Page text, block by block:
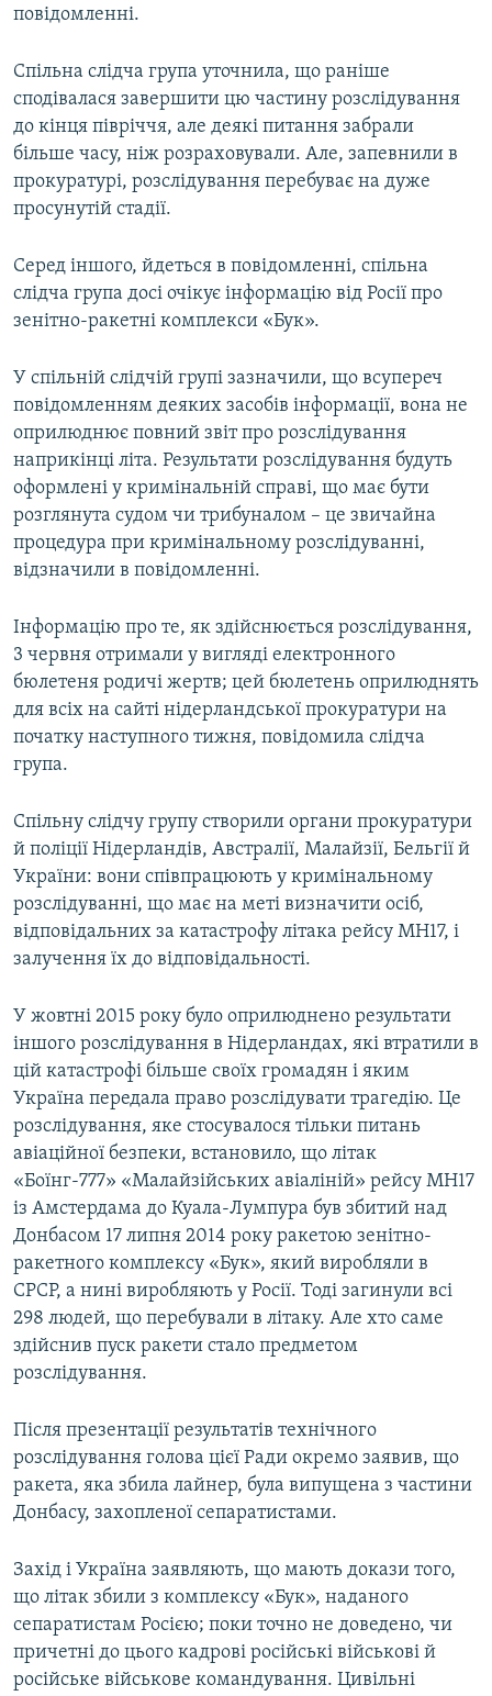
повідомленні.
Спільна слідча група уточнила, що раніше
сподівалася завершити цю частину розслідування
до кінця півріччя, але деякі питання забрали
більше часу, ніж розраховували. Але, запевнили в
прокуратурі, розслідування перебуває на дуже
просунутій стадії.
Серед іншого, йдеться в повідомленні, спільна
слідча група досі очікує інформацію від Росії про
зенітно-ракетні комплекси «Бук».
У спільній слідчій групі зазначили, що всупереч
повідомленням деяких засобів інформації, вона не
оприлюднює повний звіт про розслідування
наприкінці літа. Результати розслідування будуть
оформлені у кримінальній справі, що має бути
розглянута судом чи трибуналом – це звичайна
процедура при кримінальному розслідуванні,
відзначили в повідомленні.
Інформацію про те, як здійснюється розслідування,
3 червня отримали у вигляді електронного
бюлетеня родичі жертв; цей бюлетень оприлюднять
для всіх на сайті нідерландської прокуратури на
початку наступного тижня, повідомила слідча
група.
Спільну слідчу групу створили органи прокуратури
й поліції Нідерландів, Австралії, Малайзії, Бельгії й
України: вони співпрацюють у кримінальному
розслідуванні, що має на меті визначити осіб,
відповідальних за катастрофу літака рейсу MH17, і
залучення їх до відповідальності.
У жовтні 2015 року було оприлюднено результати
іншого розслідування в Нідерландах, які втратили в
цій катастрофі більше своїх громадян і яким
Україна передала право розслідувати трагедію. Це
розслідування, яке стосувалося тільки питань
авіаційної безпеки, встановило, що літак
«Боїнг-777» «Малайзійських авіаліній» рейсу MH17
із Амстердама до Куала-Лумпура був збитий над
Донбасом 17 липня 2014 року ракетою зенітно-
ракетного комплексу «Бук», який виробляли в
СРСР, а нині виробляють у Росії. Тоді загинули всі
298 людей, що перебували в літаку. Але хто саме
здійснив пуск ракети стало предметом
розслідування.
Після презентації результатів технічного
розслідування голова цієї Ради окремо заявив, що
ракета, яка збила лайнер, була випущена з частини
Донбасу, захопленої сепаратистами.
Захід і Україна заявляють, що мають докази того,
що літак збили з комплексу «Бук», наданого
сепаратистам Росією; поки точно не доведено, чи
причетні до цього кадрові російські військові й
російське військове командування. Цивільні